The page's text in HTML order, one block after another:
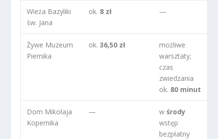
Wieża Bazyliki
św. Jana
ok. 8 zł —
Żywe Muzeum
Piernika
ok.36,50 zł
możliwe
warsztaty;
czas
zwiedzania
ok. 80 minut
Dom Mikołaja
Kopernika
— wśrody
wstęp
bezpłatny